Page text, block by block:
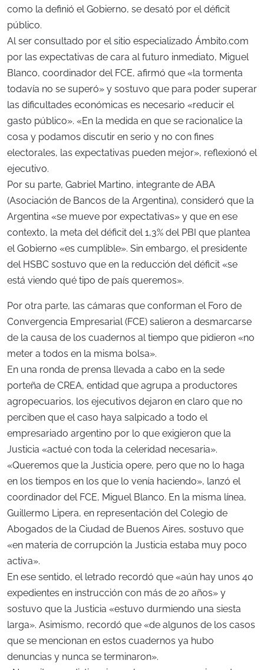
como la definió el Gobierno, se desató por el déficit
público.
Al ser consultado por el sitio especializado Ámbito.com
por las expectativas de cara al futuro inmediato, Miguel
Blanco, coordinador del FCE, afirmó que «la tormenta
todavía no se superó» y sostuvo que para poder superar
las dificultades económicas es necesario «reducir el
gasto público». «En la medida en que se racionalice la
cosa y podamos discutir en serio y no con fines
electorales, las expectativas pueden mejor», reflexionó el
ejecutivo.
Por su parte, Gabriel Martino, integrante de ABA
(Asociación de Bancos de la Argentina), consideró que la
Argentina «se mueve por expectativas» y que en ese
contexto, la meta del déficit del 1,3% del PBI que plantea
el Gobierno «es cumplible». Sin embargo, el presidente
del HSBC sostuvo que en la reducción del déficit «se
está viendo qué tipo de país queremos».
Por otra parte, las cámaras que conforman el Foro de
Convergencia Empresarial (FCE) salieron a desmarcarse
de la causa de los cuadernos al tiempo que pidieron «no
meter a todos en la misma bolsa».
En una ronda de prensa llevada a cabo en la sede
porteña de CREA, entidad que agrupa a productores
agropecuarios, los ejecutivos dejaron en claro que no
perciben que el caso haya salpicado a todo el
empresariado argentino por lo que exigieron que la
Justicia «actué con toda la celeridad necesaria».
«Queremos que la Justicia opere, pero que no lo haga
en los tiempos en los que lo venía haciendo», lanzó el
coordinador del FCE, Miguel Blanco. En la misma línea,
Guillermo Lipera, en representación del Colegio de
Abogados de la Ciudad de Buenos Aires, sostuvo que
«en materia de corrupción la Justicia estaba muy poco
activa».
En ese sentido, el letrado recordó que «aún hay unos 40
expedientes en instrucción con más de 20 años» y
sostuvo que la Justicia «estuvo durmiendo una siesta
larga». Asimismo, recordó que «de algunos de los casos
que se mencionan en estos cuadernos ya hubo
denuncias y nunca se terminaron».